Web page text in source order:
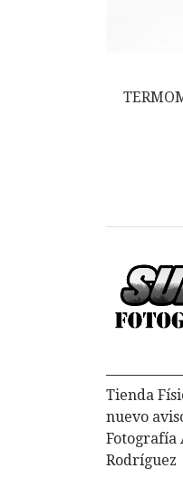
Tienda
nuevo
Fotografía